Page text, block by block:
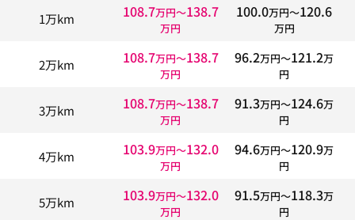
1万km 108.7万円〜138.7
万円
100.0万円〜120.6
万円
2万km 108.7万円〜138.7
万円
96.2万円〜121.2万
円
3万km 108.7万円〜138.7
万円
91.3万円〜124.6万
円
4万km 103.9万円〜132.0
万円
94.6万円〜120.9万
円
5万km 103.9万円〜132.0
万円
91.5万円〜118.3万
円